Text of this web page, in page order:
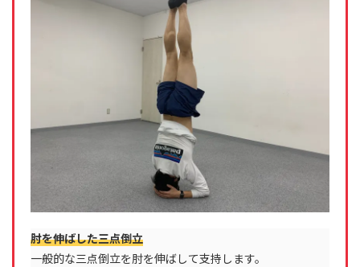
肘を伸ばした三点倒立
一般的な三点倒立を肘を伸ばして支持します。